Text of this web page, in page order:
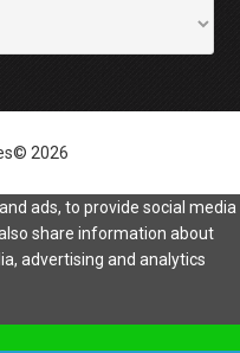
2026
ads, to provide social media
share information about
advertising and analytics